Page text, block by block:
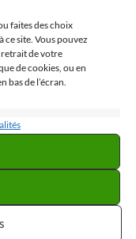
faites des choix
site. Vous pouvez
retrait de votre
de cookies, ou en
bas de l’écran.
Mesurer la
le château de la
cette bute, un lieu
avec vue sur trois
Vercors et